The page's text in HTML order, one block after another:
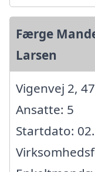
Færge
Larsen
Vigenvej 2,
Ansatte: 5
Startdato: